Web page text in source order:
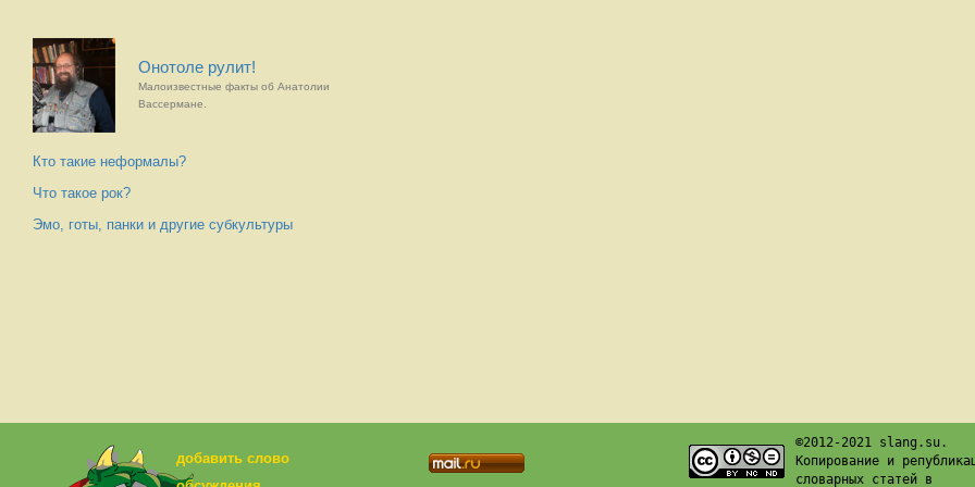
Онотоле рулит!
Малоизвестные факты об Анатолии
Вассермане.
Кто такие неформалы?
Что такое рок?
Эмо, готы, панки и другие субкультуры
добавить слово
©2012-2021 slang.su.
Копирование и
словарных статей в